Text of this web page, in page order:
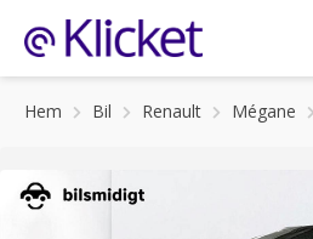
Hem Bil Renault Mégane